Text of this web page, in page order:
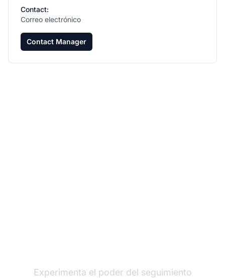
Contact:
Correo electrónico
Contact Manager
Experimenta el poder del seguimiento